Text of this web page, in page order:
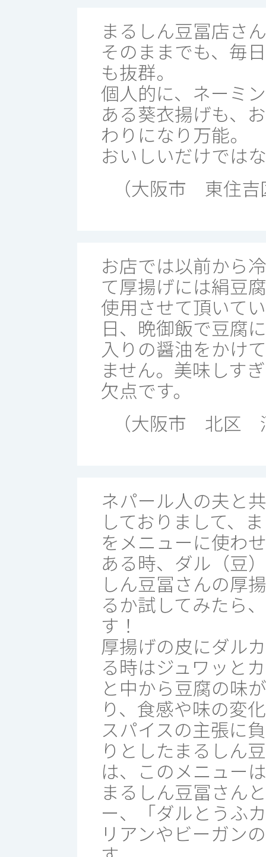
まるしん豆冨店さ
そのままでも、毎
も抜群。
個人的に、ネーミ
ある葵衣揚げも、
わりになり万能。
おいしいだけでは
（大阪市 東住
お店では以前から
て厚揚げには絹豆
使用させて頂いて
日、晩御飯で豆腐
入りの醤油をかけ
ません。美味しす
欠点です。
（大阪市 北区
ネパール人の夫と
しておりまして、
をメニューに使わ
ある時、ダル（豆
しん豆冨さんの厚
るか試してみたら
す！
厚揚げの皮にダル
る時はジュワッと
と中から豆腐の味
り、食感や味の変
スパイスの主張に
りとしたまるしん
は、このメニュー
まるしん豆冨さん
ー、「ダルとうふ
リアンやビーガン